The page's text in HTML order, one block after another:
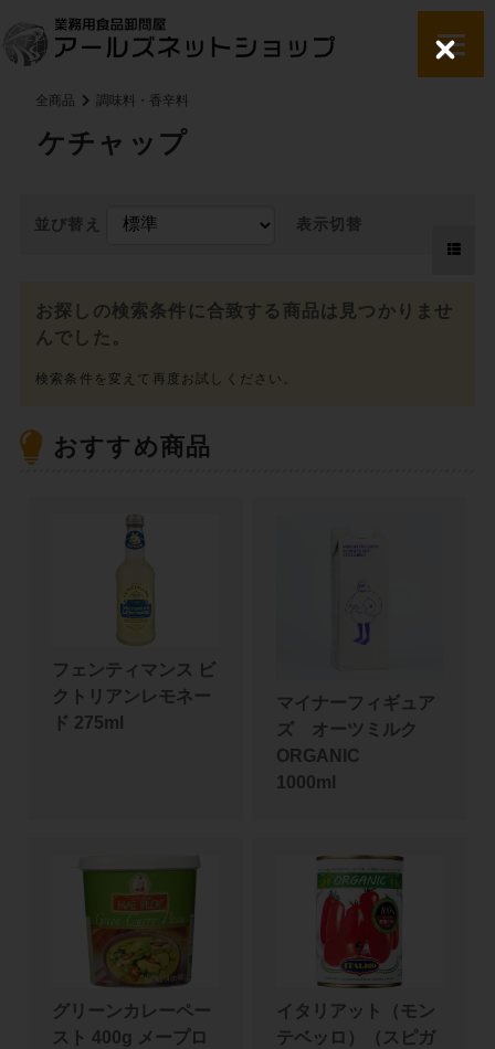
全商品 調味料・香辛料
ケチャップ
並び替え 表示切替
お探しの検索条件に合致する商品は見つかりませ
んでした。
おすすめ商品
フェンティマンス ビ
クトリアンレモネー
ド 275ml
マイナーフィギュア
ズ オーツミルク
ORGANIC
1000ml
グリーンカレーペー
スト 400g メープロ
イタリアット（モン
テベッロ）（スピガ
C
l